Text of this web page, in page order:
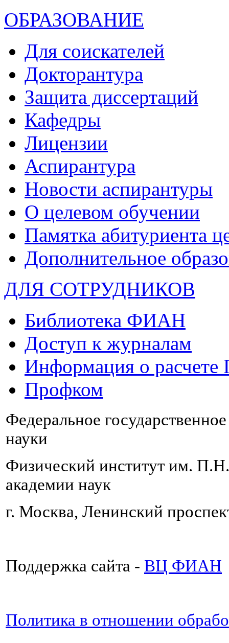
ОБРАЗОВАНИЕ
Для соискателей
Докторантура
Защита диссертаций
Кафедры
Лицензии
Аспирантура
Новости аспирантуры
О целевом обучении
Памятка абитуриента
Дополнительное
ДЛЯ СОТРУДНИКОВ
Библиотека ФИАН
Доступ к журналам
Информация о
Профком
Федеральное
науки
Физический институт им.
академии наук
г. Москва, Ленинский
Поддержка сайта - ВЦ ФИАН
Политика в отношении